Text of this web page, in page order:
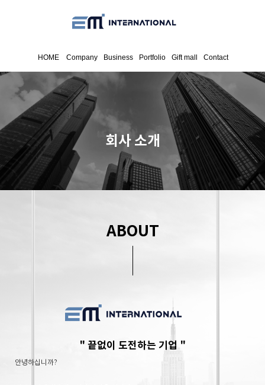
HOME Company Business Portfolio Gift mall Contact
회사 소개
ABOUT
" 끝없이 도전하는 기업 "
안녕하십니까?